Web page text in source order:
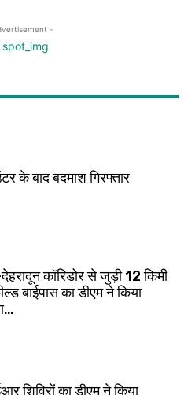
-
के बाद बदमाश गिरफ्तार
कॉरिडोर से जुड़ी 12 किमी
बाईपास का डीएम ने किया
शिविरों का डीएम ने किया